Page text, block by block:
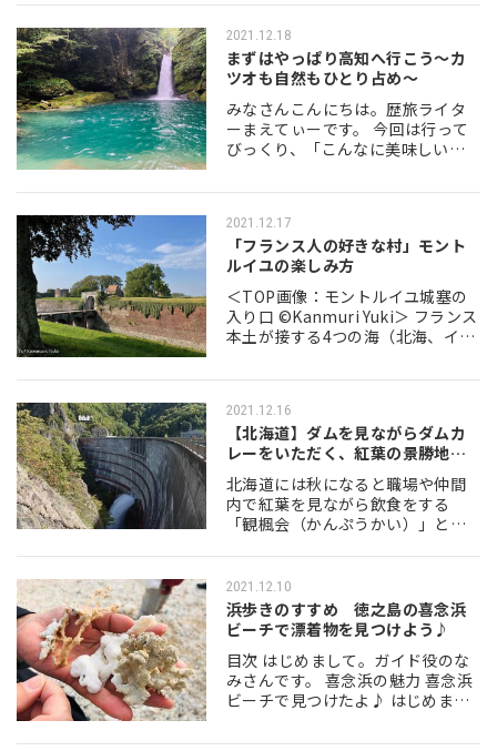
端、日本最北端。「最◯端」とい
う言葉にはなぜか人を惹きつける
力がありますよね？ か…
2021.12.18
まずはやっぱり高知へ行こう～カ
ツオも自然もひとり占め～
みなさんこんにちは。歴旅ライタ
ーまえてぃーです。 今回は行って
びっくり、「こんなに美味しい
の！？」そう思うこと間違いな
2021.12.17
「フランス人の好きな村」モント
ルイユの楽しみ方
＜TOP画像：モントルイユ城塞の
入り口 ©Kanmuri Yuki＞ フランス
本土が接する4つの海（北海、イギ
ち、ラ・マンシュと呼ばれるイギ
ー…
2021.12.16
【北海道】ダムを見ながらダムカ
レーをいただく、紅葉の景勝地
「豊平峡ダム…
北海道には秋になると職場や仲間
内で紅葉を見ながら飲食をする
「観楓会（かんぷうかい）」とい
説ありますが、本州ほど桜並木が
少ないため、秋に集まって紅葉を
観賞しながら飲食する…
2021.12.10
浜歩きのすすめ 徳之島の喜念浜
ビーチで漂着物を見つけよう♪
目次 はじめまして。ガイド役のな
みさんです。 喜念浜の魅力 喜念浜
ビーチで見つけたよ♪ はじめまし
じめまして。ガイド役のなみさん